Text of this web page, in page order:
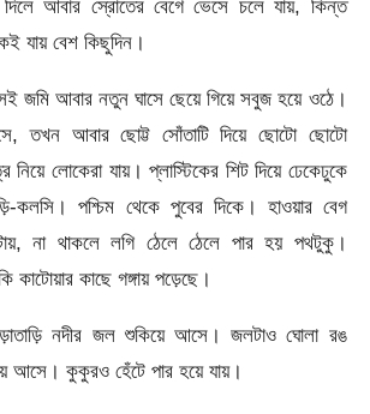
আবার স্রোতের বেগে ভেসে চলে যায়, কিন্ত
যায় বেশ কিছুদিন।
জমি আবার নতুন ঘাসে ছেয়ে গিয়ে সবুজ হয়ে ওঠে।
তখন আবার ছোট্ট সোঁতাটি দিয়ে ছোটো ছোটো
নিয়ে লোকেরা যায়। প্লাস্টিকের শিট দিয়ে ঢেকেঢুকে
কলসি। পশ্চিম থেকে পুবের দিকে। হাওয়ার বেগ
না থাকলে লগি ঠেলে ঠেলে পার হয় পথটুকু।
কাটোয়ার কাছে গঙ্গায় পড়েছে।
নদীর জল শুকিয়ে আসে। জলটাও ঘোলা রঙ
আসে। কুকুরও হেঁটে পার হয়ে যায়।